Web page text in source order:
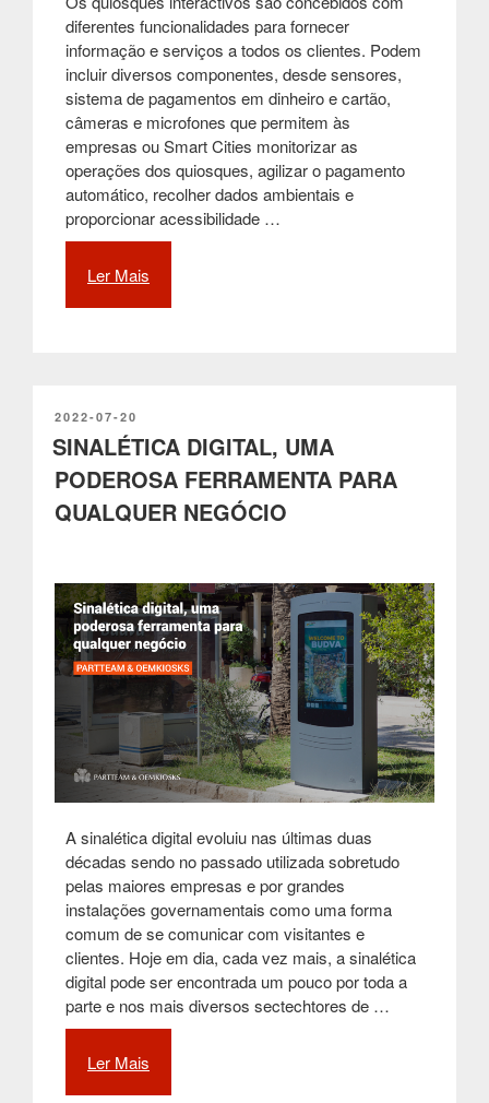
diferentes funcionalidades para fornecer
informação e serviços a todos os clientes. Podem
incluir diversos componentes, desde sensores,
sistema de pagamentos em dinheiro e cartão,
câmeras e microfones que permitem às
empresas ou Smart Cities monitorizar as
operações dos quiosques, agilizar o pagamento
automático, recolher dados ambientais e
proporcionar acessibilidade …
Ler Mais
todos
os
clientes”
PUBLICADO
EM
2022-07-20
SINALÉTICA DIGITAL, UMA
PODEROSA FERRAMENTA PARA
QUALQUER NEGÓCIO
A sinalética digital evoluiu nas últimas duas
décadas sendo no passado utilizada sobretudo
pelas maiores empresas e por grandes
instalações governamentais como uma forma
comum de se comunicar com visitantes e
clientes. Hoje em dia, cada vez mais, a sinalética
digital pode ser encontrada um pouco por toda a
parte e nos mais diversos sectechtores de …
Ler Mais